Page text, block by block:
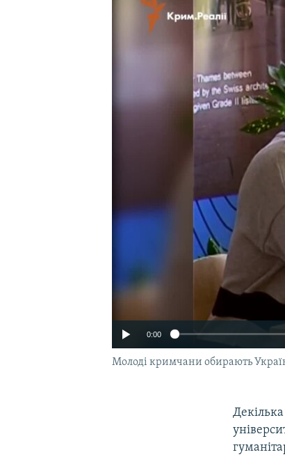
0:00
Молоді кримчани обирають